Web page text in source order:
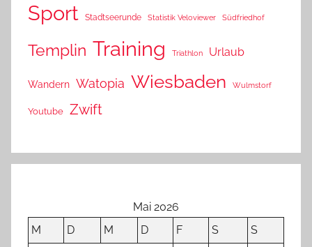
Sport Stadtseerunde Statistik Veloviewer Südfriedhof
Templin Training Triathlon Urlaub
Wandern Watopia Wiesbaden Wulmstorf
Youtube Zwift
Mai 2026
M
D M D F S
S